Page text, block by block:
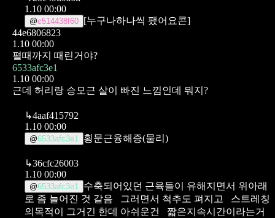
1.10 00:00
@c514438f60 [누구나하나씩 팼어요콘]
44e6806823
1.10 00:00
펼때까지 때린거야?
6533afc3e1
1.10 00:00
근데 허리랑 승모근 살이 빠진 느낌인데 뭐지?
↳4aaf415792
1.10 00:00
@6533afc3e1 횡문근융해증(물리)
↳36cfc26003
1.10 00:00
@6533afc3e1
수축되어있던 근육들이 유해지면서 위아래
로 좀 늘어진 것 같음
그러면서 척추도 펴지고
스트레칭
의목적이 그거긴 한데 아쉬운건
짧은지속시간이라는거